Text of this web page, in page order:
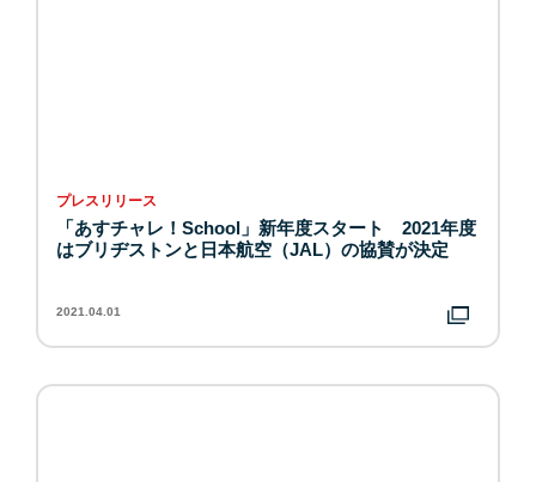
プレスリリース
「あすチャレ！School」新年度スタート 2021年度
はブリヂストンと日本航空（JAL）の協賛が決定
2021.04.01